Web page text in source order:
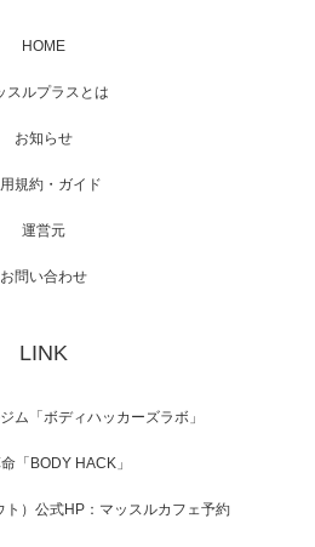
カバース」舞台挨拶へマッスルプラ
NHK BS「COOL JAPAN 」にてマッス
ぼ」さんに…
HOME
スルプラスとは
お知らせ
規約・ガイド
運営元
お問い合わせ
LINK
ム「ボディハッカーズラボ」
「BODY HACK」
ト）公式HP：マッスルカフェ予約